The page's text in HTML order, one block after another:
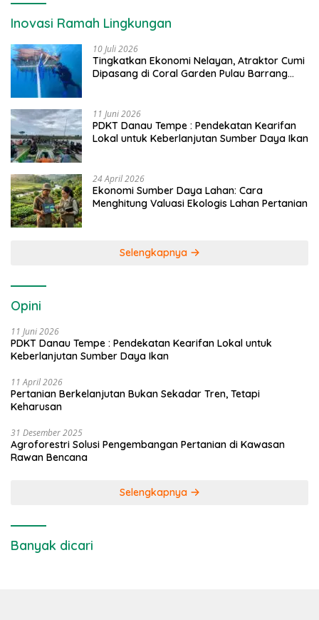
Inovasi Ramah Lingkungan
10 Juli 2026
Tingkatkan Ekonomi Nelayan, Atraktor Cumi
Dipasang di Coral Garden Pulau Barrang
11 Juni 2026
PDKT Danau Tempe : Pendekatan Kearifan
Lokal untuk Keberlanjutan Sumber Daya Ikan
24 April 2026
Ekonomi Sumber Daya Lahan: Cara
Menghitung Valuasi Ekologis Lahan Pertanian
Selengkapnya
Opini
11 Juni 2026
PDKT Danau Tempe : Pendekatan Kearifan Lokal untuk
Keberlanjutan Sumber Daya Ikan
11 April 2026
Pertanian Berkelanjutan Bukan Sekadar Tren, Tetapi
Keharusan
31 Desember 2025
Agroforestri Solusi Pengembangan Pertanian di Kawasan
Rawan Bencana
Selengkapnya
Banyak dicari